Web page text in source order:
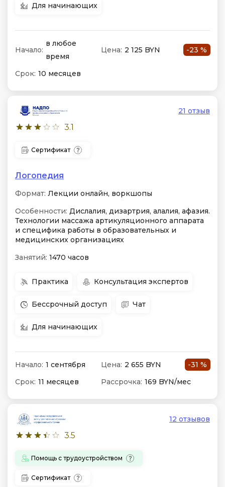
Для начинающих
Начало:
в любое
время
Цена: 2 125 BYN -23 %
Срок: 10 месяцев
3.1
21 отзыв
Сертификат
Логопедия
Формат: Лекции онлайн, воркшопы
Особенности: Дислалия, дизартрия, алалия, афазия.
Технологии массажа артикуляционного аппарата
и специфика работы в образовательных и
медицинских организациях
Занятий: 1470 часов
Практика Консультация экспертов
Бессрочный доступ Чат
Для начинающих
Начало: 1 сентября Цена: 2 655 BYN
-31 %
Срок: 11 месяцев Рассрочка: 169 BYN/мес
3.5
12 отзывов
Помощь с трудоустройством
Сертификат